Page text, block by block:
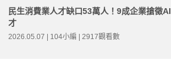
民生消費業人才缺口53萬人！9成企業搶徵
才
2026.05.07 | 104小編 | 2917觀看數